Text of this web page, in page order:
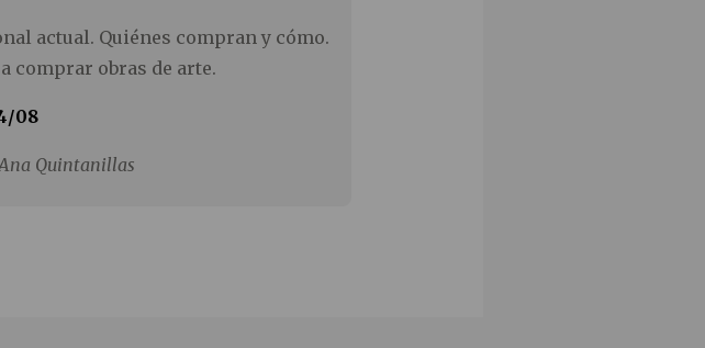
actual. Quiénes compran y cómo.
comprar obras de arte.
08
Quintanillas